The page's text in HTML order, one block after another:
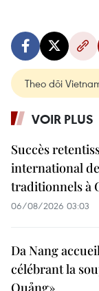
Theo dõi
VOIR PLUS
Succès
international
traditionnels à
06/08/2026 03:03
Da Nang
célébrant la
Quảng»